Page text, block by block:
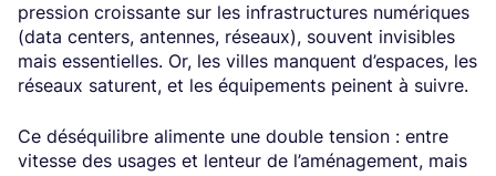
pression croissante sur les infrastructures numériques
(data centers, antennes, réseaux), souvent invisibles
mais essentielles. Or, les villes manquent d’espaces, les
réseaux saturent, et les équipements peinent à suivre.
Ce déséquilibre alimente une double tension : entre
vitesse des usages et lenteur de l’aménagement, mais